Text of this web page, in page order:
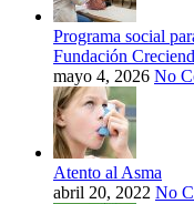
Programa social
Fundación
mayo 4, 2026 No
Atento al Asma
abril 20, 2022 No